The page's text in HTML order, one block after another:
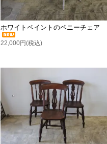
ホワイトペイントのペニーチェア
22,000円(税込)